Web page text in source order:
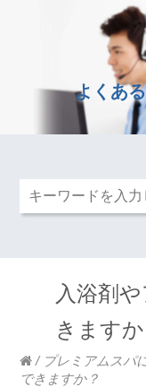
よくあ
入浴剤
きますか
/ プレミアムスパ
できますか？